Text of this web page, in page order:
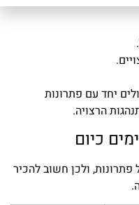
יחד עם פתרונות
הרצויה.
כיום
ולכן חשוב להכיר